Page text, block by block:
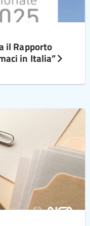
il Rapporto
in Italia”